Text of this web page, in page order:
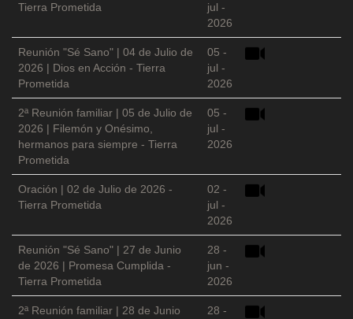
Tierra Prometida
jul -
2026
Reunión "Sé Sano" | 04 de Julio de
2026 | Dios en Acción - Tierra
Prometida
05 -
jul -
2026
2ª Reunión familiar | 05 de Julio de
2026 | Filemón y Onésimo,
hermanos para siempre - Tierra
Prometida
05 -
jul -
2026
Oración | 02 de Julio de 2026 -
Tierra Prometida
02 -
jul -
2026
Reunión "Sé Sano" | 27 de Junio
de 2026 | Promesa Cumplida -
Tierra Prometida
28 -
jun -
2026
2ª Reunión familiar | 28 de Junio
28 -